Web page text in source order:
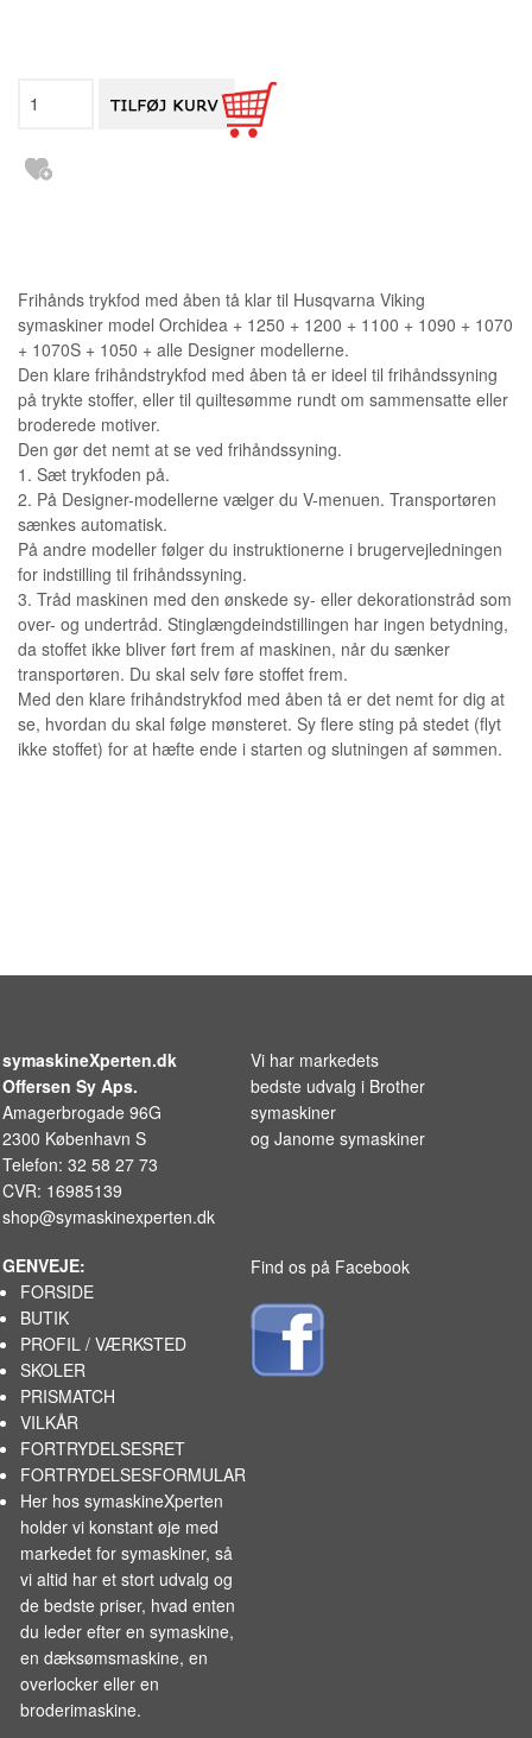
Frihånds trykfod med åben tå klar til Husqvarna Viking
symaskiner model Orchidea + 1250 + 1200 + 1100 + 1090 + 1070
+ 1070S + 1050 + alle Designer modellerne.
Den klare frihåndstrykfod med åben tå er ideel til frihåndssyning
på trykte stoffer, eller til quiltesømme rundt om sammensatte eller
broderede motiver.
Den gør det nemt at se ved frihåndssyning.
1. Sæt trykfoden på.
2. På Designer-modellerne vælger du V-menuen. Transportøren
sænkes automatisk.
På andre modeller følger du instruktionerne i brugervejledningen
for indstilling til frihåndssyning.
3. Tråd maskinen med den ønskede sy- eller dekorationstråd som
over- og undertråd. Stinglængdeindstillingen har ingen betydning,
da stoffet ikke bliver ført frem af maskinen, når du sænker
transportøren. Du skal selv føre stoffet frem.
Med den klare frihåndstrykfod med åben tå er det nemt for dig at
se, hvordan du skal følge mønsteret. Sy flere sting på stedet (flyt
ikke stoffet) for at hæfte ende i starten og slutningen af sømmen.
symaskineXperten.dk
Offersen Sy Aps.
Amagerbrogade 96G
2300 København S
Telefon: 32 58 27 73
CVR: 16985139
shop@symaskinexperten.dk
Vi har markedets
bedste udvalg i Brother
symaskiner
og Janome symaskiner
GENVEJE:
FORSIDE
BUTIK
PROFIL / VÆRKSTED
SKOLER
PRISMATCH
VILKÅR
FORTRYDELSESRET
FORTRYDELSESFORMULAR
Her hos symaskineXperten
holder vi konstant øje med
markedet forsymaskiner, så
vi altid har et stort udvalg og
de bedste priser, hvad enten
du leder efter en symaskine,
en dæksømsmaskine, en
overlocker eller en
broderimaskine.
Find os på Facebook